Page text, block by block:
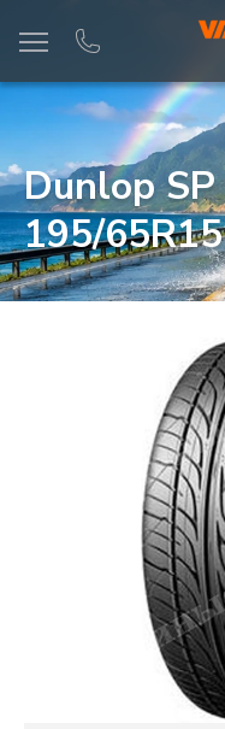
Dunlop
195/65R15
Информация